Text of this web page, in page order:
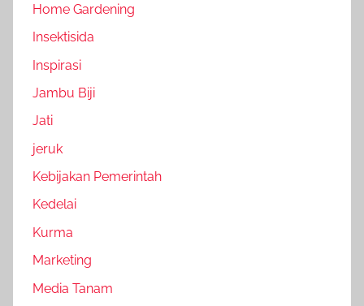
Home Gardening
Insektisida
Inspirasi
Jambu Biji
Jati
jeruk
Kebijakan Pemerintah
Kedelai
Kurma
Marketing
Media Tanam